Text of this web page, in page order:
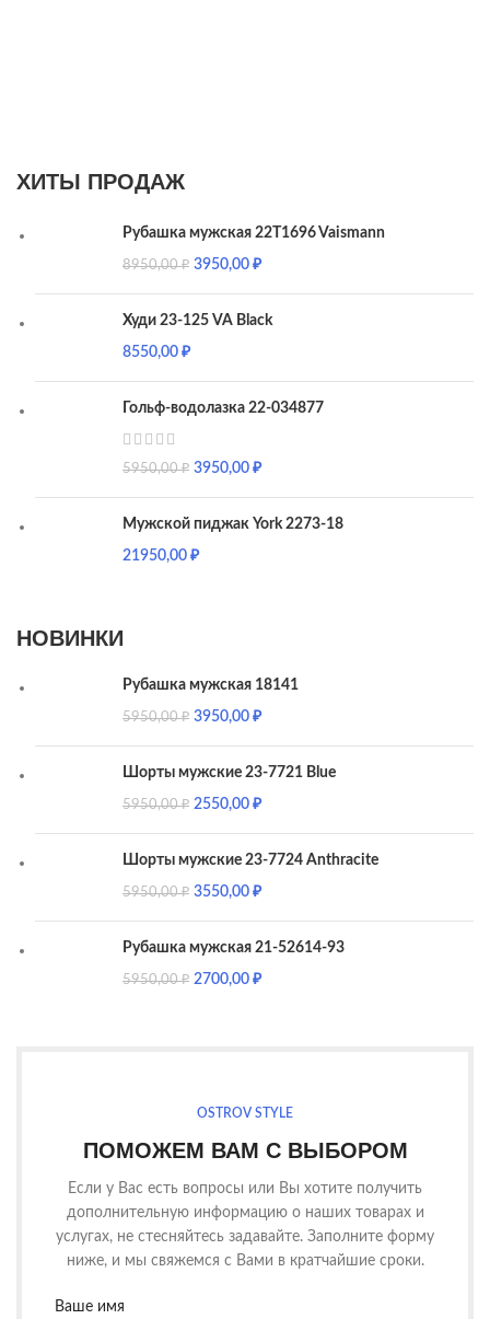
ХИТЫ ПРОДАЖ
Рубашка мужская 22T1696 Vaismann
8950,00₽ 3950,00₽
Худи 23-125 VA Black
8550,00₽
Гольф-водолазка 22-034877
5950,00₽ 3950,00₽
Мужской пиджак York 2273-18
21950,00₽
НОВИНКИ
Рубашка мужская 18141
5950,00₽ 3950,00₽
Шорты мужские 23-7721 Blue
5950,00₽ 2550,00₽
Шорты мужские 23-7724 Anthracite
5950,00₽ 3550,00₽
Рубашка мужская 21-52614-93
5950,00₽ 2700,00₽
OSTROV STYLE
ПОМОЖЕМ ВАМ С ВЫБОРОМ
Если у Вас есть вопросы или Вы хотите получить
дополнительную информацию о наших товарах и
услугах, не стесняйтесь задавайте. Заполните форму
ниже, и мы свяжемся с Вами в кратчайшие сроки.
Ваше имя